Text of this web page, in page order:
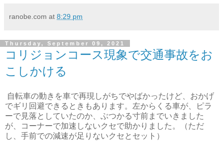
ranobe.com at 8:29 pm
Thursday, September 09, 2021
コリジョンコース現象で交通事故をお
こしかける
自転車の動きを車で再現しがちでやばかったけど、おかげ
でギリ回避できるときもあります。左からくる車が、ピラ
ーで見落としていたのか、ぶつかる寸前までいきました
が、コーナーで加速しないクセで助かりました。（ただ
し、手前での減速が足りないクセとセット）